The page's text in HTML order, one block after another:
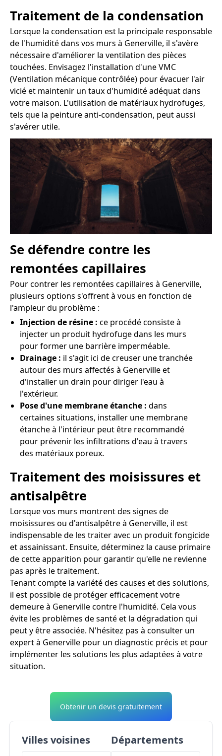
Traitement de la condensation
Lorsque la condensation est la principale responsable
de l'humidité dans vos murs à Generville, il s'avère
nécessaire d'améliorer la ventilation des pièces
touchées. Envisagez l'installation d'une VMC
(Ventilation mécanique contrôlée) pour évacuer l'air
vicié et maintenir un taux d'humidité adéquat dans
votre maison. L'utilisation de matériaux hydrofuges,
tels que la peinture anti-condensation, peut aussi
s'avérer utile.
Se défendre contre les
remontées capillaires
Pour contrer les remontées capillaires à Generville,
plusieurs options s'offrent à vous en fonction de
l'ampleur du problème :
Injection de résine : ce procédé consiste à
injecter un produit hydrofuge dans les murs
pour former une barrière imperméable.
Drainage : il s'agit ici de creuser une tranchée
autour des murs affectés à Generville et
d'installer un drain pour diriger l'eau à
l'extérieur.
Pose d'une membrane étanche : dans
certaines situations, installer une membrane
étanche à l'intérieur peut être recommandé
pour prévenir les infiltrations d'eau à travers
des matériaux poreux.
Traitement des moisissures et
antisalpêtre
Lorsque vos murs montrent des signes de
moisissures ou d'antisalpêtre à Generville, il est
indispensable de les traiter avec un produit fongicide
et assainissant. Ensuite, déterminez la cause primaire
de cette apparition pour garantir qu'elle ne revienne
pas après le traitement.
Tenant compte la variété des causes et des solutions,
il est possible de protéger efficacement votre
demeure à Generville contre l'humidité. Cela vous
évite les problèmes de santé et la dégradation qui
peut y être associée. N'hésitez pas à consulter un
expert à Generville pour un diagnostic précis et pour
implémenter les solutions les plus adaptées à votre
situation.
Obtenir un devis gratuitement
Villes voisines Départements